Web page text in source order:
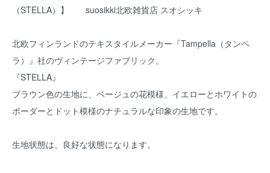
（STELLA）】 suosikki北欧雑貨店 スオシッキ
北欧フィンランドのテキスタイルメーカー『Tampella（タンペ
ラ）』社のヴィンテージファブリック。
『STELLA』
ブラウン色の生地に、ベージュの花模様、イエローとホワイトの
ボーダーとドット模様のナチュラルな印象の生地です。
生地状態は、良好な状態になります。